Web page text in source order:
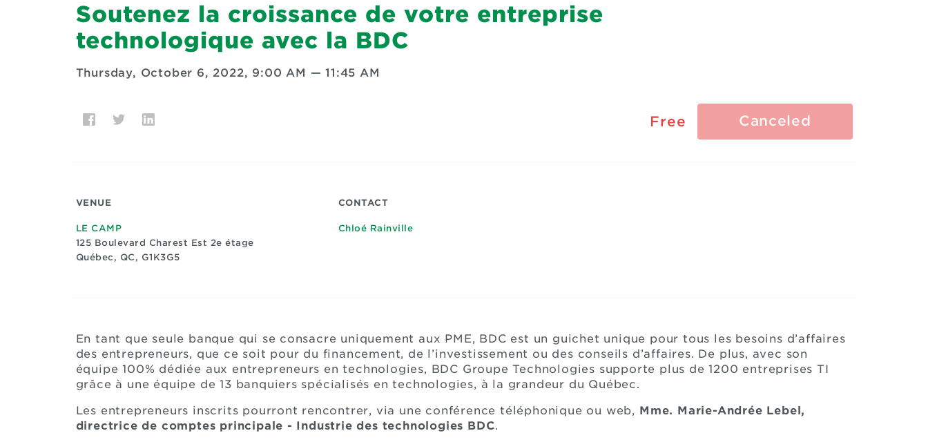
Soutenez la croissance de votre entreprise
technologique avec la BDC
Thursday, October 6, 2022, 9:00 AM —11:45 AM
Free Canceled
VENUE
LE CAMP
125 Boulevard Charest Est 2e étage
Québec, QC, G1K3G5
CONTACT
Chloé Rainville
En tant que seule banque qui se consacre uniquement aux PME, BDC est un guichet unique pour tous les besoins d’affaires
des entrepreneurs, que ce soit pour du financement, de l’investissement ou des conseils d’affaires. De plus, avec son
équipe 100% dédiée aux entrepreneurs en technologies, BDC Groupe Technologies supporte plus de 1200 entreprises TI
grâce à une équipe de 13 banquiers spécialisés en technologies, à la grandeur du Québec.
Les entrepreneurs inscrits pourront rencontrer, via une conférence téléphonique ou web, Mme. Marie-Andrée Lebel,
directrice de comptes principale - Industrie des technologies BDC.